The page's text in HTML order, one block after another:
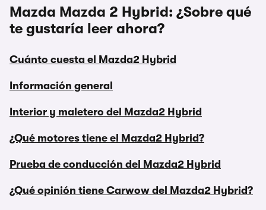
Mazda Mazda 2 Hybrid: ¿Sobre qué
te gustaría leer ahora?
Cuánto cuesta el Mazda2 Hybrid
Información general
Interior y maletero del Mazda2 Hybrid
¿Qué motores tiene el Mazda2 Hybrid?
Prueba de conducción del Mazda2 Hybrid
¿Qué opinión tiene Carwow del Mazda2 Hybrid?